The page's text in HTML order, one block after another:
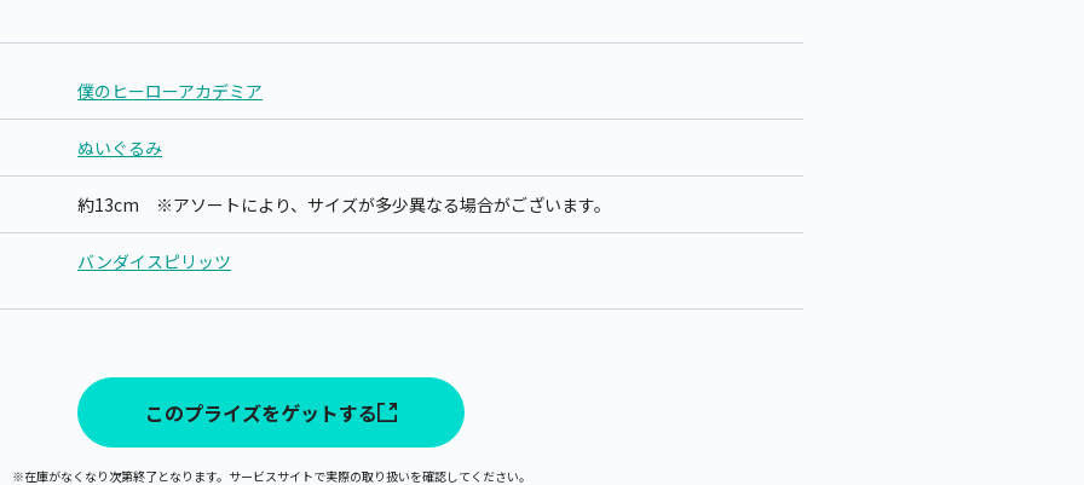
僕のヒーローアカデミア
ぬいぐるみ
約13cm ※アソートにより、サイズが多少異なる場合がございます。
バンダイスピリッツ
このプライズをゲットする
※在庫がなくなり次第終了となります。サービスサイトで実際の取り扱いを確認してください。